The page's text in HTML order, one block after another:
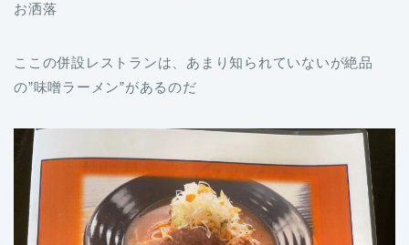
お洒落
ここの併設レストランは、あまり知られていないが絶品
の”味噌ラーメン”があるのだ